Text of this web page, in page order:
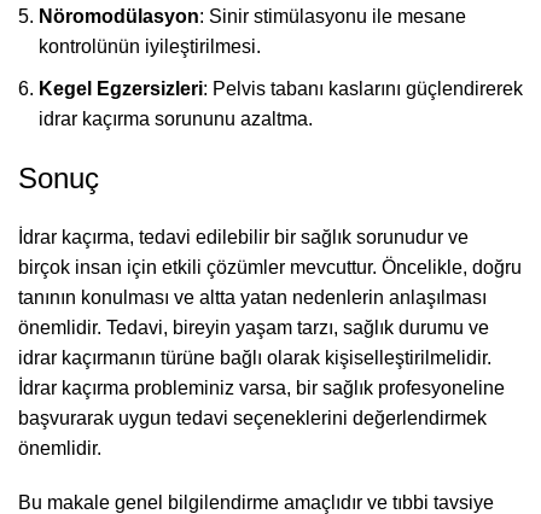
Nöromodülasyon: Sinir stimülasyonu ile mesane
kontrolünün iyileştirilmesi.
Kegel Egzersizleri: Pelvis tabanı kaslarını güçlendirerek
idrar kaçırma sorununu azaltma.
Sonuç
İdrar kaçırma, tedavi edilebilir bir sağlık sorunudur ve
birçok insan için etkili çözümler mevcuttur. Öncelikle, doğru
tanının konulması ve altta yatan nedenlerin anlaşılması
önemlidir. Tedavi, bireyin yaşam tarzı, sağlık durumu ve
idrar kaçırmanın türüne bağlı olarak kişiselleştirilmelidir.
İdrar kaçırma probleminiz varsa, bir sağlık profesyoneline
başvurarak uygun tedavi seçeneklerini değerlendirmek
önemlidir.
Bu makale genel bilgilendirme amaçlıdır ve tıbbi tavsiye